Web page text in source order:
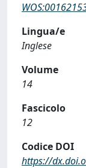
Lingua/e
Inglese
Volume
14
Fascicolo
12
Codice DOI
https://